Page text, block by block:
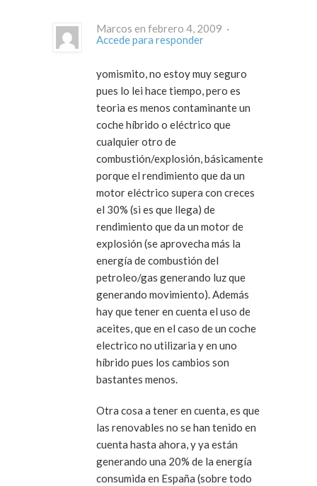
Marcos en febrero 4, 2009 ·
Accede para responder
yomismito, no estoy muy seguro
pues lo lei hace tiempo, pero es
teoria es menos contaminante un
coche híbrido o eléctrico que
cualquier otro de
combustión/explosión, básicamente
porque el rendimiento que da un
motor eléctrico supera con creces
el 30% (si es que llega) de
rendimiento que da un motor de
explosión (se aprovecha más la
energía de combustión del
petroleo/gas generando luz que
generando movimiento). Además
hay que tener en cuenta el uso de
aceites, que en el caso de un coche
electrico no utilizaria y en uno
híbrido pues los cambios son
bastantes menos.
Otra cosa a tener en cuenta, es que
las renovables no se han tenido en
cuenta hasta ahora, y ya están
generando una 20% de la energía
consumida en España (sobre todo